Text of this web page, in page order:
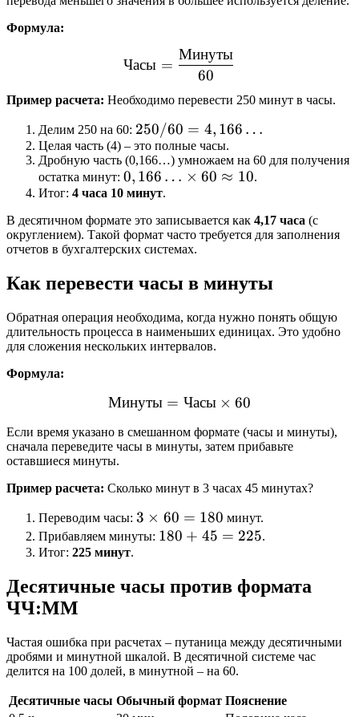
Формула:
\text{Часы} =
Часы =
60
Минуты
Пример расчета: Необходимо перевести 250 минут в часы.
Делим 250 на 60: 250 /
60 =
4,166…
250/60 = 4, 166 …
Целая часть (4) – это полные часы.
Дробную часть (0,166…) умножаем на 60 для получения
остатка минут: 0,166…
\times
\approx
10
0, 166 … × 60 ≈ 10.
Итог: 4 часа 10 минут.
В десятичном формате это записывается как 4,17 часа (с
округлением). Такой формат часто требуется для заполнения
отчетов в бухгалтерских системах.
Как перевести часы в минуты
Обратная операция необходима, когда нужно понять общую
длительность процесса в наименьших единицах. Это удобно
для сложения нескольких интервалов.
Формула:
\text{Минуты} =
Минуты = Часы × 60
Если время указано в смешанном формате (часы и минуты),
сначала переведите часы в минуты, затем прибавьте
оставшиеся минуты.
Пример расчета: Сколько минут в 3 часах 45 минутах?
Переводим часы: 3
\times
3 × 60 = 180 минут.
Прибавляем минуты: 180
=
180 + 45 = 225.
Итог: 225 минут.
Десятичные часы против формата
ЧЧ:ММ
Частая ошибка при расчетах – путаница между десятичными
дробями и минутной шкалой. В десятичной системе час
делится на 100 долей, в минутной – на 60.
Десятичные часы Обычный формат Пояснение